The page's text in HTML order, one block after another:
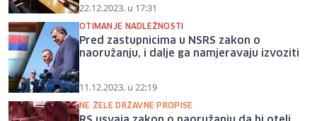
22.12.2023. u 17:31
OTIMANJE NADLEŽNOSTI
Pred zastupnicima u NSRS zakon o
naoružanju, i dalje ga namjeravaju izvoziti
11.12.2023. u 22:19
NE ŽELE DRŽAVNE PROPISE